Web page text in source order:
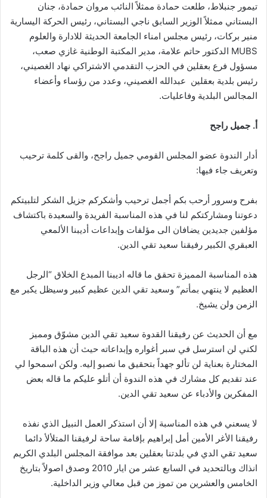
تيمور جنبلاط، طلعت حمادة ممثلاً النائب مروان حمادة، جنان
البستاني ممثلاً الوزير السابق ناجي البستاني، رئيس الحركة اليسارية
منير بركات، رئيس مجلس امناء الجامعة الحديثة للادارة والعلوم
MUBS الدكتور حاتم علامة، مدير المكتبة الوطنية غازي صعب،
مسؤول فرع بعقلين في الحزب التقدمي الاشتراكي نهاد الغصيني،
رئيس بلدية بعقلين عبدالله الغصيني، وعدد من رؤساء وأعضاء
المجالس البلدية وفاعليات.
أ. جميل راجح
أدار الندوة عضو المجلس القومي جميل راجح، والقى كلمة ترحيب
وتعريف جاء فيها:
بفرح وسرور أرحب بكم أجمل ترحيب وأشكركم جزيل الشكر لتلبيتكم
دعوتنا ومشاركتكم لنا في هذه المناسبة الفريدة والسعيدة باكتشاف
مؤلفين جديدين يضافان الى مؤلفات وإبداعات أديبنا الألمعي
العبقري الكبير رفيقنا سعيد تقي الدين.
هذه المناسبة المميزة تحقق ما قاله اديبنا المبدع الخلاق “الرجل
العظيم لا ينتهي بمأتم” وسعيد تقي الدين عظيم كبير وسيظل يكبر مع
الزمن ولن يشيخ.
مع أن الحديث عن رفيقنا القدوة سعيد تقي الدين مشوّق ومميز
لكني لن استرسل في سبر أغواره وإبداعاته حيث أن هذه الباقة
المختارة بعناية لن تألو جهداً بتحقيق ما نصبو إليه. ولكن اسمحوا لي
عند تقديم كل مشارك في هذه الندوة أن أتلو عليكم ما قاله بعض
المفكرين والأدباء عن سعيد تقي الدين.
لا يسعني في هذه المناسبة إلا أن استذكر العمل النبيل الذي نفذه
رفيقنا الأغر الأمين أمل إبراهيم بإقامة ساحة لرفيقنا المتلألأ دائما
سعيد تقي الدي في بلدتنا بعقلين بعد موافقة المجلس البلدي الكريم
انذاك وبالتحديد في السابع عشر من ايار 2010 وصدق اصولاً بتاريخ
الخامس والعشرين من تموز من قبل معالي وزير الداخلية.